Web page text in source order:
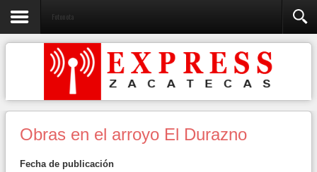
Fotonota
Obras en el arroyo El Durazno
Fecha de publicación